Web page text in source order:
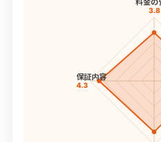
3.8
保証内容
4.3